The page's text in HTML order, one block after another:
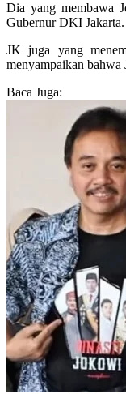
Dia yang membawa
Gubernur DKI Jakarta.
JK juga yang
menyampaikan
Baca Juga: